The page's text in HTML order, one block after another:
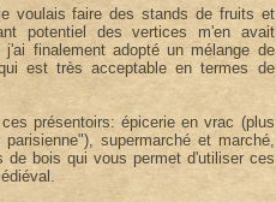
voulais faire des stands de fruits et
potentiel des vertices m'en avait
finalement adopté un mélange de
est très acceptable en termes de
présentoirs: épicerie en vrac (plus
supermarché et marché,
de bois qui vous permet d'utiliser ces